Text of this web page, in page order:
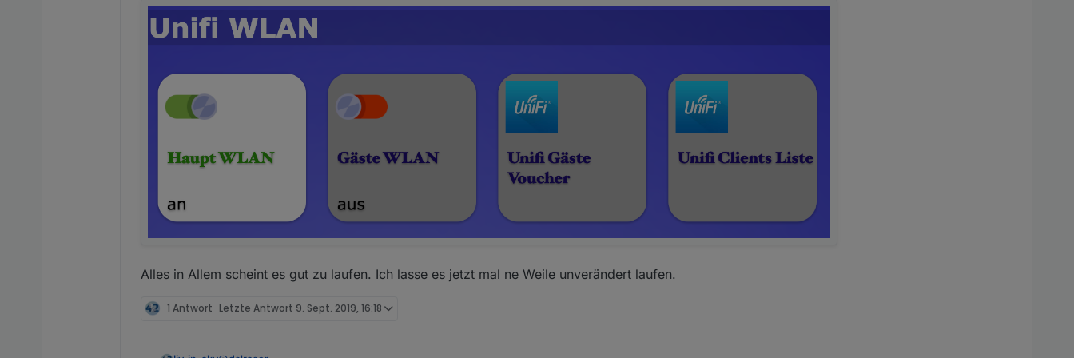
Alles in Allem scheint es gut zu laufen. Ich lasse es jetzt mal ne Weile unverändert laufen.
1 Antwort Letzte Antwort 9. Sept. 2019, 16:18